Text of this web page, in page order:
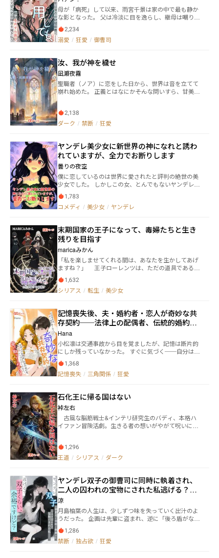
ナル初執筆となる中編。 大学の出身学部が学部なの
で、特に長編のオチとかキーアイテムに医療系の物を
選びがちなのはあります。
母が「病死」して以来、雨宮千景は家の中で最も静か
な影となった。 父は冷淡に目を逸らし、継母は嘲り、
異母妹は彼女のすべてを奪っていく。 やがて――父が熱心
に私生児の帰国を手配しているのを偶然耳にし、千景
は悟る。 自分も母と同じく、すでに「処理されるべき
唯一の男へと近づいた――黒沢財閥の後継者、征十郎。 自
らを「駒」として差し出し、その力を手に入れるため
に。 それは、すべてを賭けた「利用」のはずだった。
だが寿宴の夜―― 彼女は母の遺言書を公の場で突きつけ、
一族による遺産簒奪の醜聞を暴き出す。 そのとき彼
の姿で、彼女にすべてを委ねるかのように。 彼女は、
自らの手で仇を深淵へと突き落とした。 そしてすべて
が終わったあと―― 彼は静かに彼女の手を取り、家の女主
俺が、報酬を受け取る番だ」 低く告げる声。 「今日か
ら、お前は俺のものだ。」
2,234
溺愛 / 狂愛 / 御曹司
汝、我が神を穢せ
凪瀬夜霧
聖職者（ノア）に恋をした日から、世界は音を立てて
崩れ始めた。 正義とはなにか――そんな問いすら、甘美な
た王子の物語。 完結まで12時、21時の1日2回更新で
す。 ※近親、禁断愛（作中の宗教観的に）などの要素
2,138
ダーク / 禁断 / 狂愛
ヤンデレ美少女に新世界の神になれと誘わ
れていますが、全力でお断りします
曇りの夜空
僕に恋しているのは世界に愛されたと評判の絶世の美
少女でした。 しかしこの女、とんでもないヤンデレ女
なのです。 とある日、異世界で手に入れたという、
『創造』（新悟との愛の結晶）とか言うふざけた名前
をスキルを使って新世界を創ったという彼女は僕に新
断りです！！
1,783
コメディ / 美少女 / ヤンデレ
末期国家の王子になって、毒婦たちと生き
残りを目指す
maricaみかん
「私を楽しませてくれる間は、あなたを生かしてあげ
ますね？」 王子ローレンツは、ただの道具である。
そんな彼は、自らの死を避けるために動き出す。まず
は周囲を味方にして、その先に権力を取り戻す事を目
指して。 協力先に選んだのは、宰相ユフィア。王で
いく道化。 ただ、彼の命運を握るのはユフィアだけ
ではなく……。 「ふふっ、どうしても困ったら、案を
出しても良いですよ？ 一度くらいなら、楽しめるで
しょうから」 「妾の靴を舐めよ。そうすれば、少しく
らいは兵を貸してやろう」 「わたくしは、殿下の忠実
なしもべ。ですから、全て任せていただければ良いの
ですわ。全権を、ね？」 清楚系お茶目腹黒宰相、妖
艶傲慢騎士団長、気品あふれる冷徹公爵令嬢。他にも
権力や武力などの力を持った様々な毒婦が乱れ集う。
望の狭間を立ち回っていく。 「ローレンツさん、騎士
団長は私の敵です。でも、頑張って協力を求めてくだ
さいね」 「ユフィアは妾を殺そうとした！ それを見
逃せというのか！？」 「殿下さえご決断されるのな
ら、わたくしはすべてを葬りましょう」 続く無理難
主導権を握ることを目指して、最後に笑うためにロー
レンツはあがき続ける。
1,632
シリアス / 転生 / 美少女
記憶喪失後、夫・婚約者・恋人が奇妙な共
存契約──法律上の配偶者、伝統的婚約
者、トップスターの恋人、受け取ってくだ
さい！
Hana
小松凛は交通事故から目を覚ましたが、記憶は断片的
にしか残っていなかった。 すぐに気づく──自分は精
巧に作られた檻の中にいることを。 法律上、彼女はエ
リート弁護士・樋口公貴の妻であり、婚前契約書が彼
女の「義務」を定める。 伝統の上では、老舗料亭の跡
下では、トップ歌手・久我明人の「ミューズ」とさ
れ、酔った際の録音されたささやき一つで名誉を失う
危険がある。 誰もが彼女を愛していると言う──優し
さで、伝承で、すべてを壊すほどの情熱で。 逃れよう
とすれば、樋口は「妊娠の可能性がある」と書かれた
し、 久我はすべてを公にし、共に破滅させる覚悟を見
せる。 「愛」と名付けられた三つの鎖に縛られ、息が
詰まる思いの中で、凛は絶望する── 自分が「ノー」
を。 そして、あの料亭の夜。 彼女は自ら個室の扉を開
け、内部で自分を「分配」しようと話し合う三人の男
たちに、唯一の問いを投げかける── 「あなたたち、
いったいどうしたいの？」
1,368
記憶喪失 / 三角関係 / 狂愛
石化王に帰る国はない
裃左右
古風な脳筋戦士&インテリ研究生のバディ、本格ハ
イファン冒険活劇。生きる者の想いがやがて呪いにな
ずだった。 だが、施された石化の封印は、600年の
時を超えて、王を蘇生させた。 望まぬ復活。目に映
われた時の中で、いったい何が起こったのか。 介
添え人と共に、亡国の王は結末の果てを巡礼する。
愛する妻や子らに降りかかった運命と向き合うため
に。それは果たすべき、きっと最後の使命。 「あなた
を嘘つきにはさせないわ」 「託されたものは、必ず――」
想いが世界を蝕もうとも、それでも世界から目は逸
らさない。なぜなら、己がそう決めたからだ。 ※なろ
う小説、ハーメルン、ノベルアップ、カクヨム、ネオ
ページに投稿中
1,296
王道 / シリアス / ダーク
ヤンデレ双子の御曹司に同時に執着され、
二人の囚われの宝物にされた私――逃げる？双
子くらい、余裕ですけど？
涼
月島柚葉の人生は、少しずつ味を失っていく出汁のよ
うだった。 企画は先輩に盗まれ、逆に「後ろ盾がない
からだ」と人前で疑われる。 家では母が、自分の不幸
な結婚生活をなぞるように語り続け、「ちゃんとした
相手を見つけなさい」と彼女を追い詰める。 そんな疲
1,286
禁断 / 独占欲 / 狂愛